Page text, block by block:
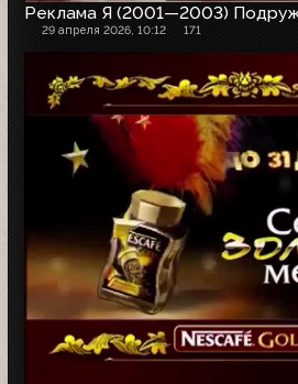
Реклама Я (2001—2003)
29 апреля 2026, 10:12 171